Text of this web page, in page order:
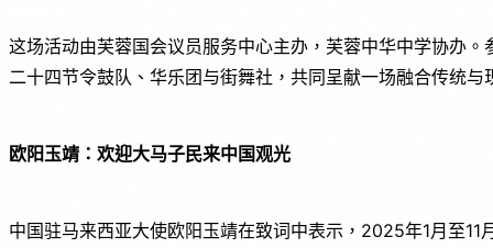
这场活动由芙蓉国会议员服务中心主办，芙蓉中华中学协办
二十四节令鼓队、华乐团与街舞社，共同呈献一场融合传统与
欧阳玉靖：欢迎大马子民来中国观光
中国驻马来西亚大使欧阳玉靖在致词中表示，2025年1月至